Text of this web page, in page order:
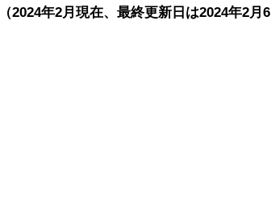
年2月現在、最終更新日は2024年2月6